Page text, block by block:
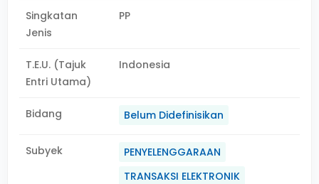
Singkatan
Jenis
PP
T.E.U. (Tajuk
Entri Utama)
Indonesia
Bidang Belum Didefinisikan
Subyek
PENYELENGGARAAN
TRANSAKSI ELEKTRONIK